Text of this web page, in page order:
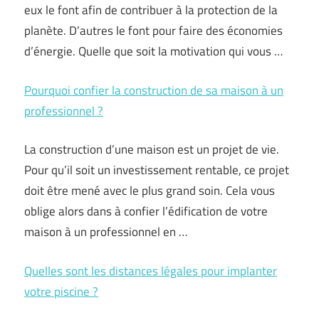
eux le font afin de contribuer à la protection de la
planète. D’autres le font pour faire des économies
d’énergie. Quelle que soit la motivation qui vous …
Pourquoi confier la construction de sa maison à un
professionnel ?
La construction d’une maison est un projet de vie.
Pour qu’il soit un investissement rentable, ce projet
doit être mené avec le plus grand soin. Cela vous
oblige alors dans à confier l’édification de votre
maison à un professionnel en …
Quelles sont les distances légales pour implanter
votre piscine ?